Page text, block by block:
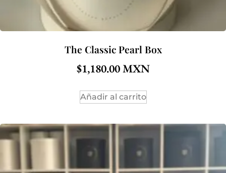
The Classic Pearl Box
$1,180.00
Añadir al carrito